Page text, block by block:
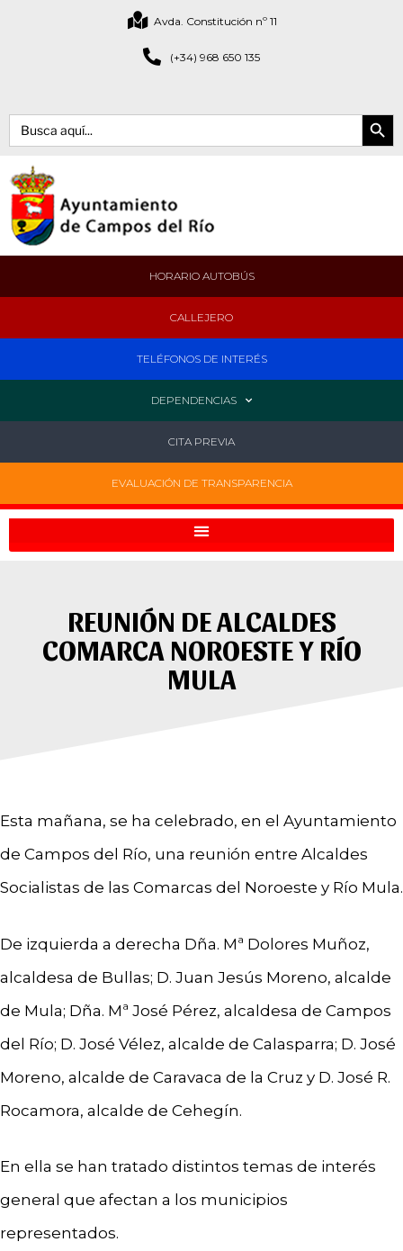
Avda. Constitución nº 11
(+34) 968 650 135
Buscar: Botón de
HORARIO AUTOBÚS
CALLEJERO
TELÉFONOS DE INTERÉS
DEPENDENCIAS
CITA PREVIA
EVALUACIÓN DE TRANSPARENCIA
REUNIÓN DE ALCALDES
COMARCA NOROESTE Y RÍO
MULA
Esta mañana, se ha celebrado, en el Ayuntamiento
de Campos del Río, una reunión entre Alcaldes
Socialistas de las Comarcas del Noroeste y Río Mula.
De izquierda a derecha Dña. Mª Dolores Muñoz,
alcaldesa de Bullas; D. Juan Jesús Moreno, alcalde
de Mula; Dña. Mª José Pérez, alcaldesa de Campos
del Río; D. José Vélez, alcalde de Calasparra; D. José
Moreno, alcalde de Caravaca de la Cruz y D. José R.
Rocamora, alcalde de Cehegín.
En ella se han tratado distintos temas de interés
general que afectan a los municipios
representados.